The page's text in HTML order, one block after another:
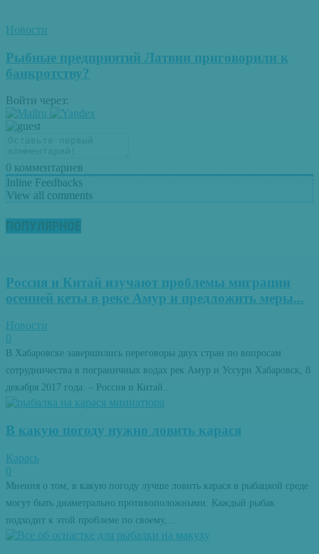
Новости
Рыбные предприятий Латвии приговорили к
банкротству?
Войти через:
0 комментариев
Inline Feedbacks
View all comments
ПОПУЛЯРНОЕ
Россия и Китай изучают проблемы миграции
осенней кеты в реке Амур и предложить меры...
Новости
0
В Хабаровске завершились переговоры двух стран по вопросам
сотрудничества в пограничных водах рек Амур и Уссури Хабаровск, 8
декабря 2017 года. – Россия и Китай...
В какую погоду нужно ловить карася
Карась
0
Мнения о том, в какую погоду лучше ловить карася в рыбацкой среде
могут быть диаметрально противоположными. Каждый рыбак
подходит к этой проблеме по своему,...